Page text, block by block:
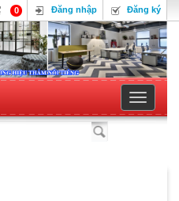
0 Đăng nhập Đăng ký
Toggle